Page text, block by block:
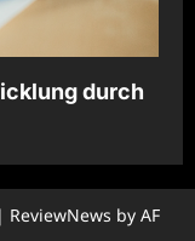
durch
| ReviewNews by AF